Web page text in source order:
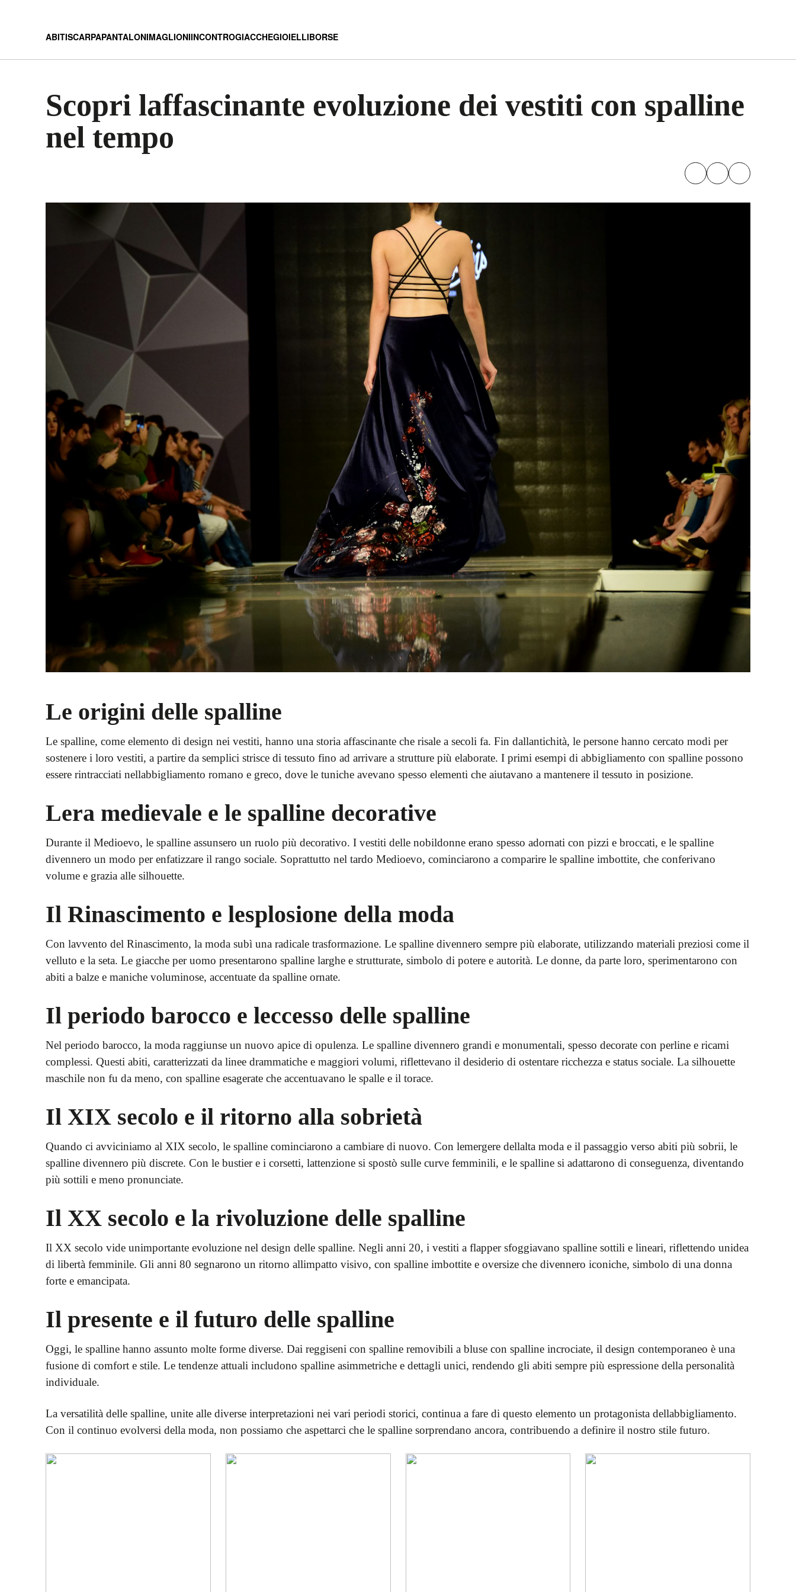
ABITISCARPAPANTALONIMAGLIONIINCONTROGIACCHEGIOIELLIBORSE
Scopri laffascinante evoluzione dei vestiti con spalline
nel tempo
Le origini delle spalline
Le spalline, come elemento di design nei vestiti, hanno una storia affascinante che risale a secoli fa. Fin dallantichità, le persone hanno cercato modi per
sostenere i loro vestiti, a partire da semplici strisce di tessuto fino ad arrivare a strutture più elaborate. I primi esempi di abbigliamento con spalline possono
essere rintracciati nellabbigliamento romano e greco, dove le tuniche avevano spesso elementi che aiutavano a mantenere il tessuto in posizione.
Lera medievale e le spalline decorative
Durante il Medioevo, le spalline assunsero un ruolo più decorativo. I vestiti delle nobildonne erano spesso adornati con pizzi e broccati, e le spalline
divennero un modo per enfatizzare il rango sociale. Soprattutto nel tardo Medioevo, cominciarono a comparire le spalline imbottite, che conferivano
volume e grazia alle silhouette.
Il Rinascimento e lesplosione della moda
Con lavvento del Rinascimento, la moda subì una radicale trasformazione. Le spalline divennero sempre più elaborate, utilizzando materiali preziosi come il
velluto e la seta. Le giacche per uomo presentarono spalline larghe e strutturate, simbolo di potere e autorità. Le donne, da parte loro, sperimentarono con
abiti a balze e maniche voluminose, accentuate da spalline ornate.
Il periodo barocco e leccesso delle spalline
Nel periodo barocco, la moda raggiunse un nuovo apice di opulenza. Le spalline divennero grandi e monumentali, spesso decorate con perline e ricami
complessi. Questi abiti, caratterizzati da linee drammatiche e maggiori volumi, riflettevano il desiderio di ostentare ricchezza e status sociale. La silhouette
maschile non fu da meno, con spalline esagerate che accentuavano le spalle e il torace.
Il XIX secolo e il ritorno alla sobrietà
Quando ci avviciniamo al XIX secolo, le spalline cominciarono a cambiare di nuovo. Con lemergere dellalta moda e il passaggio verso abiti più sobrii, le
spalline divennero più discrete. Con le bustier e i corsetti, lattenzione si spostò sulle curve femminili, e le spalline si adattarono di conseguenza, diventando
più sottili e meno pronunciate.
Il XX secolo e la rivoluzione delle spalline
Il XX secolo vide unimportante evoluzione nel design delle spalline. Negli anni 20, i vestiti a flapper sfoggiavano spalline sottili e lineari, riflettendo unidea
di libertà femminile. Gli anni 80 segnarono un ritorno allimpatto visivo, con spalline imbottite e oversize che divennero iconiche, simbolo di una donna
forte e emancipata.
Il presente e il futuro delle spalline
Oggi, le spalline hanno assunto molte forme diverse. Dai reggiseni con spalline removibili a bluse con spalline incrociate, il design contemporaneo è una
fusione di comfort e stile. Le tendenze attuali includono spalline asimmetriche e dettagli unici, rendendo gli abiti sempre più espressione della personalità
individuale.
La versatilità delle spalline, unite alle diverse interpretazioni nei vari periodi storici, continua a fare di questo elemento un protagonista dellabbigliamento.
Con il continuo evolversi della moda, non possiamo che aspettarci che le spalline sorprendano ancora, contribuendo a definire il nostro stile futuro.